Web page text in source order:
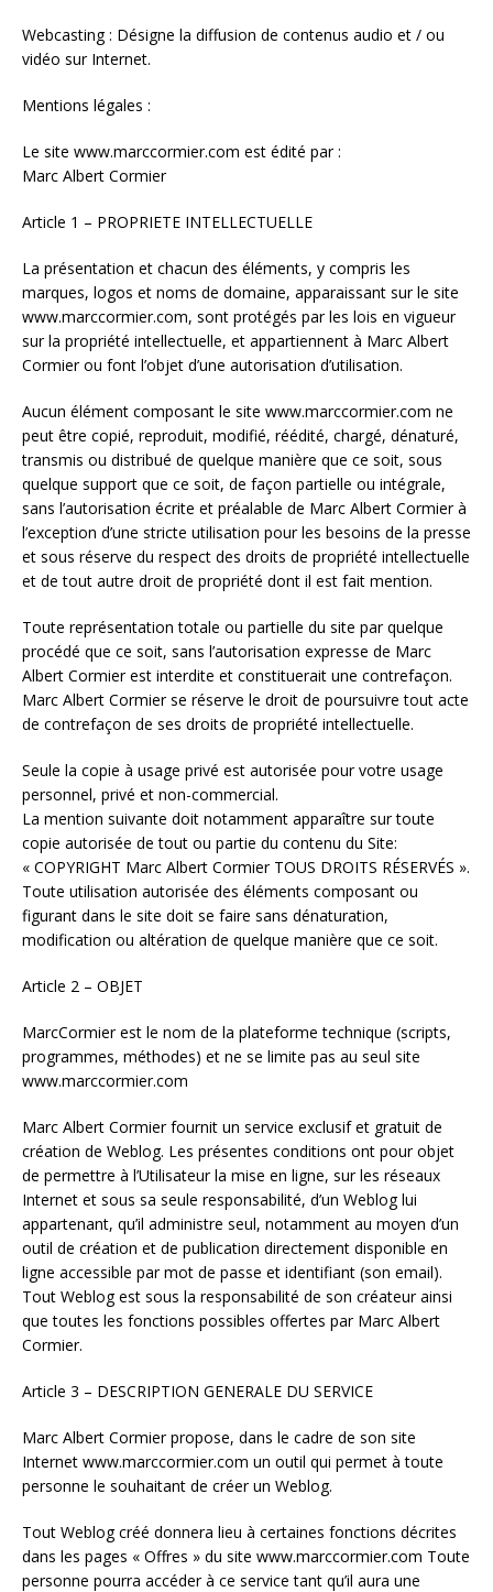
Webcasting : Désigne la diffusion de contenus audio et / ou
vidéo sur Internet.
Mentions légales :
Le site www.marccormier.com est édité par :
Marc Albert Cormier
Article 1 – PROPRIETE INTELLECTUELLE
La présentation et chacun des éléments, y compris les
marques, logos et noms de domaine, apparaissant sur le site
www.marccormier.com, sont protégés par les lois en vigueur
sur la propriété intellectuelle, et appartiennent à Marc Albert
Cormier ou font l’objet d’une autorisation d’utilisation.
Aucun élément composant le site www.marccormier.com ne
peut être copié, reproduit, modifié, réédité, chargé, dénaturé,
transmis ou distribué de quelque manière que ce soit, sous
quelque support que ce soit, de façon partielle ou intégrale,
sans l’autorisation écrite et préalable de Marc Albert Cormier à
l’exception d’une stricte utilisation pour les besoins de la presse
et sous réserve du respect des droits de propriété intellectuelle
et de tout autre droit de propriété dont il est fait mention.
Toute représentation totale ou partielle du site par quelque
procédé que ce soit, sans l’autorisation expresse de Marc
Albert Cormier est interdite et constituerait une contrefaçon.
Marc Albert Cormier se réserve le droit de poursuivre tout acte
de contrefaçon de ses droits de propriété intellectuelle.
Seule la copie à usage privé est autorisée pour votre usage
personnel, privé et non-commercial.
La mention suivante doit notamment apparaître sur toute
copie autorisée de tout ou partie du contenu du Site:
« COPYRIGHT Marc Albert Cormier TOUS DROITS RÉSERVÉS ».
Toute utilisation autorisée des éléments composant ou
figurant dans le site doit se faire sans dénaturation,
modification ou altération de quelque manière que ce soit.
Article 2 – OBJET
MarcCormier est le nom de la plateforme technique (scripts,
programmes, méthodes) et ne se limite pas au seul site
www.marccormier.com
Marc Albert Cormier fournit un service exclusif et gratuit de
création de Weblog. Les présentes conditions ont pour objet
de permettre à l’Utilisateur la mise en ligne, sur les réseaux
Internet et sous sa seule responsabilité, d’un Weblog lui
appartenant, qu’il administre seul, notamment au moyen d’un
outil de création et de publication directement disponible en
ligne accessible par mot de passe et identifiant (son email).
Tout Weblog est sous la responsabilité de son créateur ainsi
que toutes les fonctions possibles offertes par Marc Albert
Cormier.
Article 3 – DESCRIPTION GENERALE DU SERVICE
Marc Albert Cormier propose, dans le cadre de son site
Internet www.marccormier.com un outil qui permet à toute
personne le souhaitant de créer un Weblog.
Tout Weblog créé donnera lieu à certaines fonctions décrites
dans les pages « Offres » du site www.marccormier.com Toute
personne pourra accéder à ce service tant qu’il aura une